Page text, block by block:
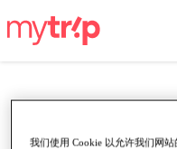
我们使用 Cookie 以允许我们网